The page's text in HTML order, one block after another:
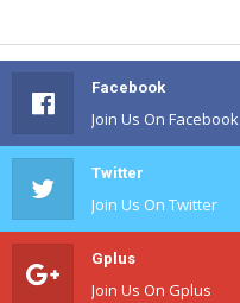
Facebook
Join Us On Facebook
Twitter
Join Us On Twitter
Gplus
Join Us On Gplus